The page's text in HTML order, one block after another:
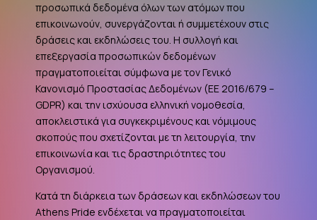
προσωπικά δεδομένα όλων των ατόμων που
επικοινωνούν, συνεργάζονται ή συμμετέχουν στις
δράσεις και εκδηλώσεις του. Η συλλογή και
επεξεργασία προσωπικών δεδομένων
πραγματοποιείται σύμφωνα με τον Γενικό
Κανονισμό Προστασίας Δεδομένων (ΕΕ 2016/679 –
GDPR) και την ισχύουσα ελληνική νομοθεσία,
αποκλειστικά για συγκεκριμένους και νόμιμους
σκοπούς που σχετίζονται με τη λειτουργία, την
επικοινωνία και τις δραστηριότητες του
Οργανισμού.
Κατά τη διάρκεια των δράσεων και εκδηλώσεων του
Athens Pride ενδέχεται να πραγματοποιείται